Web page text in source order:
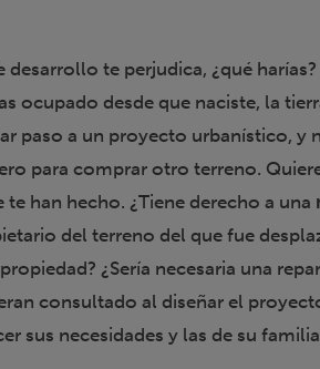
desarrollo te perjudica, ¿qué
ocupado desde que naciste, la
paso a un proyecto urbanístico, y
para comprar otro terreno.
han hecho. ¿Tiene derecho a una
del terreno del que fue
¿Sería necesaria una
consultado al diseñar el
sus necesidades y las de su